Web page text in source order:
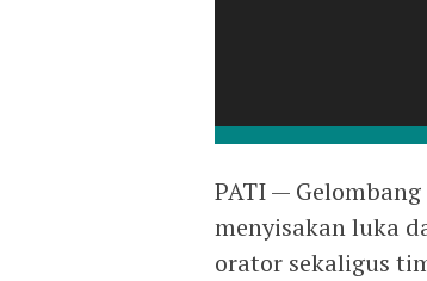
PATI —
menyisakan luka
orator sekaligus